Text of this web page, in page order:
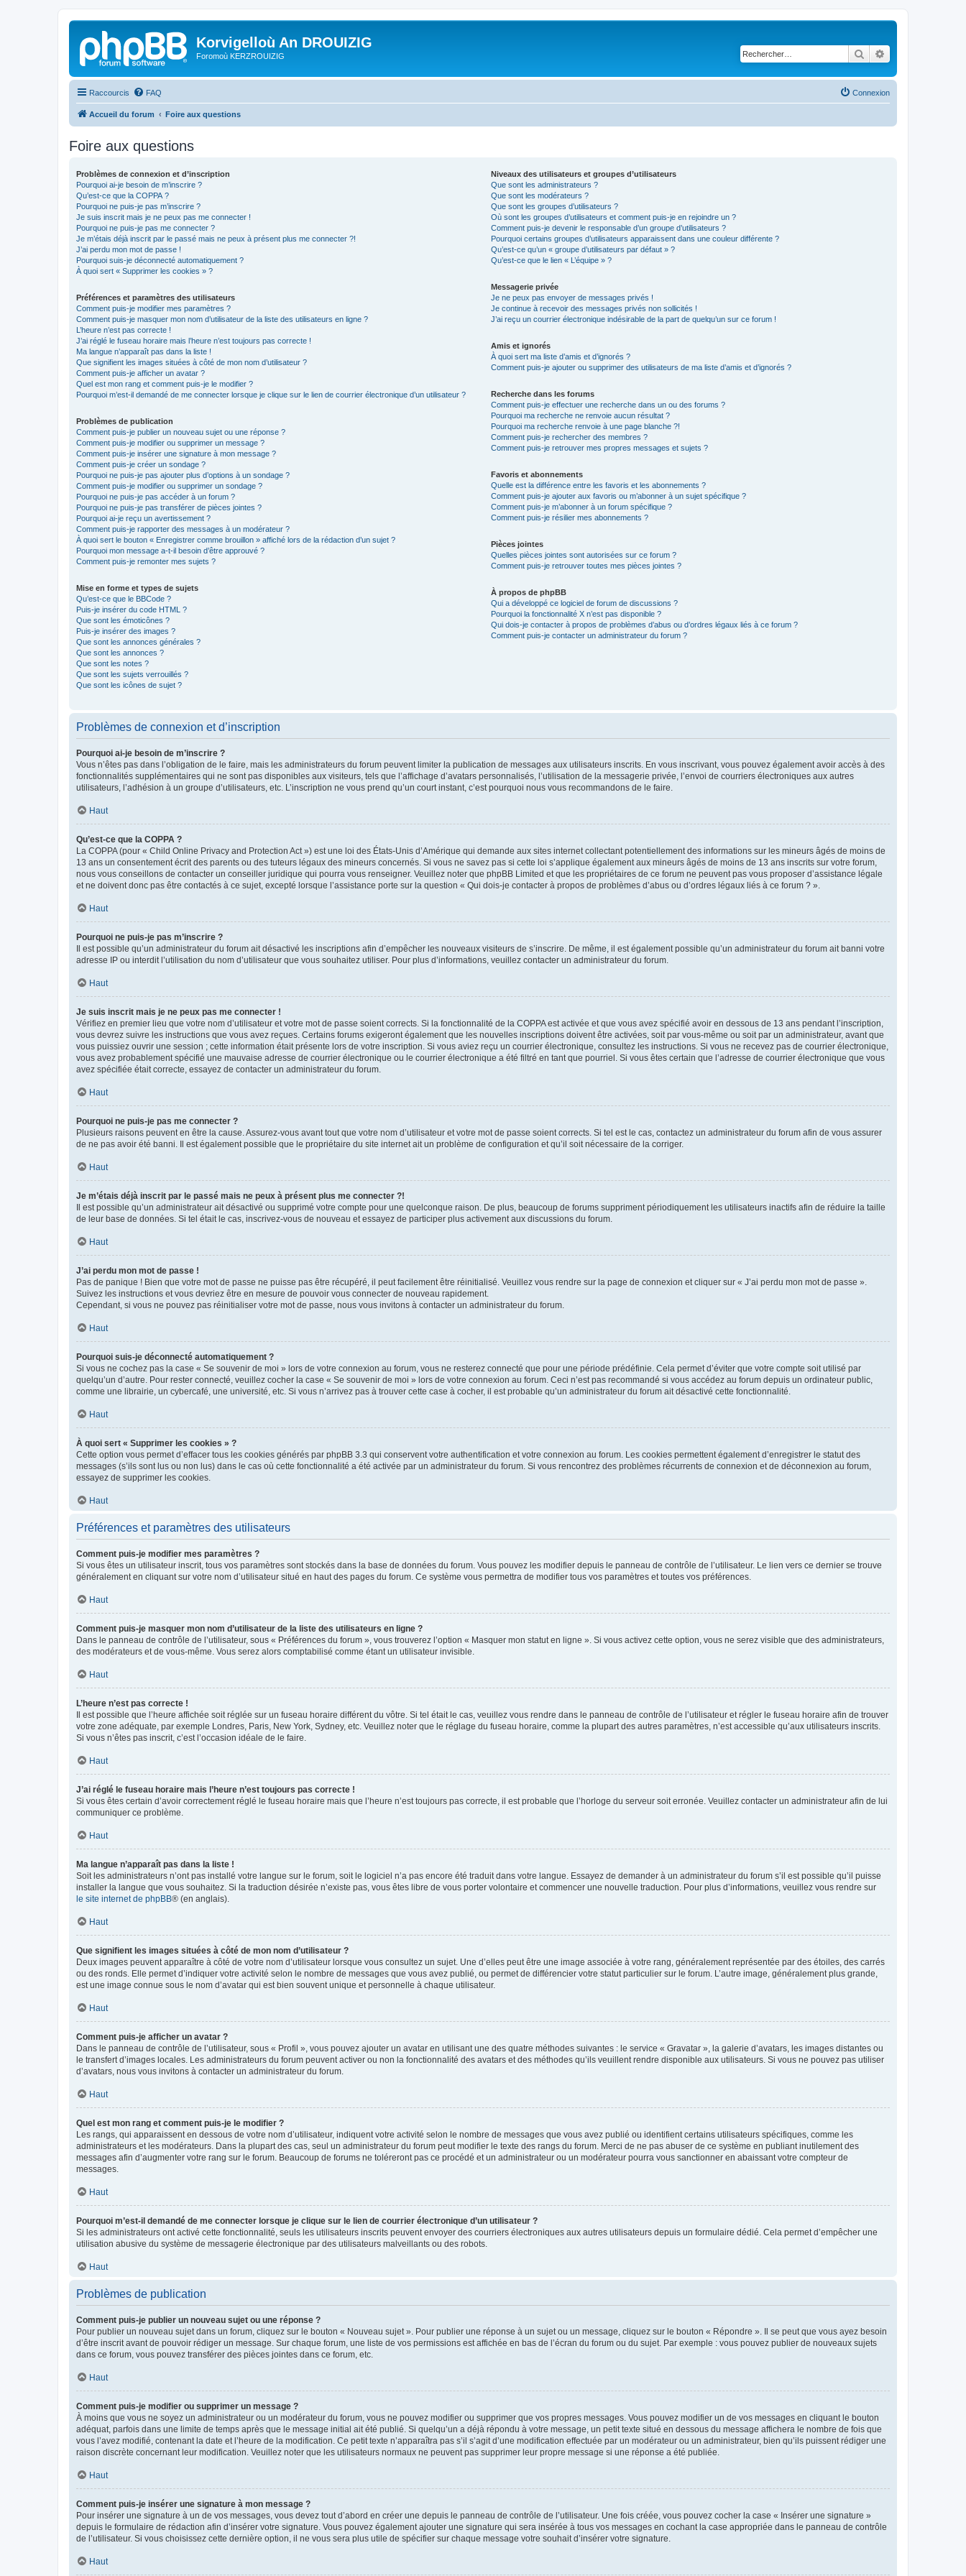
Korvigelloù An DROUIZIG
Foromoù KERZROUIZIG Rechercher
Raccourcis FAQ Connexion
Accueil du forum Foire aux questions
Foire aux questions
Problèmes de connexion et d’inscription
Pourquoi ai-je besoin de m’inscrire ?
Qu’est-ce que la COPPA ?
Pourquoi ne puis-je pas m’inscrire ?
Je suis inscrit mais je ne peux pas me connecter !
Pourquoi ne puis-je pas me connecter ?
Je m’étais déjà inscrit par le passé mais ne peux à présent plus me connecter ?!
J’ai perdu mon mot de passe !
Pourquoi suis-je déconnecté automatiquement ?
À quoi sert « Supprimer les cookies » ?
Préférences et paramètres des utilisateurs
Comment puis-je modifier mes paramètres ?
Comment puis-je masquer mon nom d’utilisateur de la liste des utilisateurs en ligne ?
L’heure n’est pas correcte !
J’ai réglé le fuseau horaire mais l’heure n’est toujours pas correcte !
Ma langue n’apparaît pas dans la liste !
Que signifient les images situées à côté de mon nom d’utilisateur ?
Comment puis-je afficher un avatar ?
Quel est mon rang et comment puis-je le modifier ?
Pourquoi m’est-il demandé de me connecter lorsque je clique sur le lien de courrier électronique d’un utilisateur ?
Problèmes de publication
Comment puis-je publier un nouveau sujet ou une réponse ?
Comment puis-je modifier ou supprimer un message ?
Comment puis-je insérer une signature à mon message ?
Comment puis-je créer un sondage ?
Pourquoi ne puis-je pas ajouter plus d’options à un sondage ?
Comment puis-je modifier ou supprimer un sondage ?
Pourquoi ne puis-je pas accéder à un forum ?
Pourquoi ne puis-je pas transférer de pièces jointes ?
Pourquoi ai-je reçu un avertissement ?
Comment puis-je rapporter des messages à un modérateur ?
À quoi sert le bouton « Enregistrer comme brouillon » affiché lors de la rédaction d’un sujet ?
Pourquoi mon message a-t-il besoin d’être approuvé ?
Comment puis-je remonter mes sujets ?
Mise en forme et types de sujets
Qu’est-ce que le BBCode ?
Puis-je insérer du code HTML ?
Que sont les émoticônes ?
Puis-je insérer des images ?
Que sont les annonces générales ?
Que sont les annonces ?
Que sont les notes ?
Que sont les sujets verrouillés ?
Que sont les icônes de sujet ?
Niveaux des utilisateurs et groupes d’utilisateurs
Que sont les administrateurs ?
Que sont les modérateurs ?
Que sont les groupes d’utilisateurs ?
Où sont les groupes d’utilisateurs et comment puis-je en rejoindre un ?
Comment puis-je devenir le responsable d’un groupe d’utilisateurs ?
Pourquoi certains groupes d’utilisateurs apparaissent dans une couleur différente ?
Qu’est-ce qu’un « groupe d’utilisateurs par défaut » ?
Qu’est-ce que le lien « L’équipe » ?
Messagerie privée
Je ne peux pas envoyer de messages privés !
Je continue à recevoir des messages privés non sollicités !
J’ai reçu un courrier électronique indésirable de la part de quelqu’un sur ce forum !
Amis et ignorés
À quoi sert ma liste d’amis et d’ignorés ?
Comment puis-je ajouter ou supprimer des utilisateurs de ma liste d’amis et d’ignorés ?
Recherche dans les forums
Comment puis-je effectuer une recherche dans un ou des forums ?
Pourquoi ma recherche ne renvoie aucun résultat ?
Pourquoi ma recherche renvoie à une page blanche ?!
Comment puis-je rechercher des membres ?
Comment puis-je retrouver mes propres messages et sujets ?
Favoris et abonnements
Quelle est la différence entre les favoris et les abonnements ?
Comment puis-je ajouter aux favoris ou m’abonner à un sujet spécifique ?
Comment puis-je m’abonner à un forum spécifique ?
Comment puis-je résilier mes abonnements ?
Pièces jointes
Quelles pièces jointes sont autorisées sur ce forum ?
Comment puis-je retrouver toutes mes pièces jointes ?
À propos de phpBB
Qui a développé ce logiciel de forum de discussions ?
Pourquoi la fonctionnalité X n’est pas disponible ?
Qui dois-je contacter à propos de problèmes d’abus ou d’ordres légaux liés à ce forum ?
Comment puis-je contacter un administrateur du forum ?
Problèmes de connexion et d’inscription
Pourquoi ai-je besoin de m’inscrire ?
Vous n’êtes pas dans l’obligation de le faire, mais les administrateurs du forum peuvent limiter la publication de messages aux utilisateurs inscrits. En vous inscrivant, vous pouvez également avoir accès à des
fonctionnalités supplémentaires qui ne sont pas disponibles aux visiteurs, tels que l’affichage d’avatars personnalisés, l’utilisation de la messagerie privée, l’envoi de courriers électroniques aux autres
utilisateurs, l’adhésion à un groupe d’utilisateurs, etc. L’inscription ne vous prend qu’un court instant, c’est pourquoi nous vous recommandons de le faire.
Haut
Qu’est-ce que la COPPA ?
La COPPA (pour « Child Online Privacy and Protection Act ») est une loi des États-Unis d’Amérique qui demande aux sites internet collectant potentiellement des informations sur les mineurs âgés de moins de
13 ans un consentement écrit des parents ou des tuteurs légaux des mineurs concernés. Si vous ne savez pas si cette loi s’applique également aux mineurs âgés de moins de 13 ans inscrits sur votre forum,
nous vous conseillons de contacter un conseiller juridique qui pourra vous renseigner. Veuillez noter que phpBB Limited et que les propriétaires de ce forum ne peuvent pas vous proposer d’assistance légale
et ne doivent donc pas être contactés à ce sujet, excepté lorsque l’assistance porte sur la question « Qui dois-je contacter à propos de problèmes d’abus ou d’ordres légaux liés à ce forum ? ».
Haut
Pourquoi ne puis-je pas m’inscrire ?
Il est possible qu’un administrateur du forum ait désactivé les inscriptions afin d’empêcher les nouveaux visiteurs de s’inscrire. De même, il est également possible qu’un administrateur du forum ait banni votre
adresse IP ou interdit l’utilisation du nom d’utilisateur que vous souhaitez utiliser. Pour plus d’informations, veuillez contacter un administrateur du forum.
Haut
Je suis inscrit mais je ne peux pas me connecter !
Vérifiez en premier lieu que votre nom d’utilisateur et votre mot de passe soient corrects. Si la fonctionnalité de la COPPA est activée et que vous avez spécifié avoir en dessous de 13 ans pendant l’inscription,
vous devrez suivre les instructions que vous avez reçues. Certains forums exigeront également que les nouvelles inscriptions doivent être activées, soit par vous-même ou soit par un administrateur, avant que
vous puissiez ouvrir une session ; cette information était présente lors de votre inscription. Si vous aviez reçu un courrier électronique, consultez les instructions. Si vous ne recevez pas de courrier électronique,
vous avez probablement spécifié une mauvaise adresse de courrier électronique ou le courrier électronique a été filtré en tant que pourriel. Si vous êtes certain que l’adresse de courrier électronique que vous
avez spécifiée était correcte, essayez de contacter un administrateur du forum.
Haut
Pourquoi ne puis-je pas me connecter ?
Plusieurs raisons peuvent en être la cause. Assurez-vous avant tout que votre nom d’utilisateur et votre mot de passe soient corrects. Si tel est le cas, contactez un administrateur du forum afin de vous assurer
de ne pas avoir été banni. Il est également possible que le propriétaire du site internet ait un problème de configuration et qu’il soit nécessaire de la corriger.
Haut
Je m’étais déjà inscrit par le passé mais ne peux à présent plus me connecter ?!
Il est possible qu’un administrateur ait désactivé ou supprimé votre compte pour une quelconque raison. De plus, beaucoup de forums suppriment périodiquement les utilisateurs inactifs afin de réduire la taille
de leur base de données. Si tel était le cas, inscrivez-vous de nouveau et essayez de participer plus activement aux discussions du forum.
Haut
J’ai perdu mon mot de passe !
Pas de panique ! Bien que votre mot de passe ne puisse pas être récupéré, il peut facilement être réinitialisé. Veuillez vous rendre sur la page de connexion et cliquer sur « J’ai perdu mon mot de passe ».
Suivez les instructions et vous devriez être en mesure de pouvoir vous connecter de nouveau rapidement.
Cependant, si vous ne pouvez pas réinitialiser votre mot de passe, nous vous invitons à contacter un administrateur du forum.
Haut
Pourquoi suis-je déconnecté automatiquement ?
Si vous ne cochez pas la case « Se souvenir de moi » lors de votre connexion au forum, vous ne resterez connecté que pour une période prédéfinie. Cela permet d’éviter que votre compte soit utilisé par
quelqu’un d’autre. Pour rester connecté, veuillez cocher la case « Se souvenir de moi » lors de votre connexion au forum. Ceci n’est pas recommandé si vous accédez au forum depuis un ordinateur public,
comme une librairie, un cybercafé, une université, etc. Si vous n’arrivez pas à trouver cette case à cocher, il est probable qu’un administrateur du forum ait désactivé cette fonctionnalité.
Haut
À quoi sert « Supprimer les cookies » ?
Cette option vous permet d’effacer tous les cookies générés par phpBB 3.3 qui conservent votre authentification et votre connexion au forum. Les cookies permettent également d’enregistrer le statut des
messages (s’ils sont lus ou non lus) dans le cas où cette fonctionnalité a été activée par un administrateur du forum. Si vous rencontrez des problèmes récurrents de connexion et de déconnexion au forum,
essayez de supprimer les cookies.
Haut
Préférences et paramètres des utilisateurs
Comment puis-je modifier mes paramètres ?
Si vous êtes un utilisateur inscrit, tous vos paramètres sont stockés dans la base de données du forum. Vous pouvez les modifier depuis le panneau de contrôle de l’utilisateur. Le lien vers ce dernier se trouve
généralement en cliquant sur votre nom d’utilisateur situé en haut des pages du forum. Ce système vous permettra de modifier tous vos paramètres et toutes vos préférences.
Haut
Comment puis-je masquer mon nom d’utilisateur de la liste des utilisateurs en ligne ?
Dans le panneau de contrôle de l’utilisateur, sous « Préférences du forum », vous trouverez l’option « Masquer mon statut en ligne ». Si vous activez cette option, vous ne serez visible que des administrateurs,
des modérateurs et de vous-même. Vous serez alors comptabilisé comme étant un utilisateur invisible.
Haut
L’heure n’est pas correcte !
Il est possible que l’heure affichée soit réglée sur un fuseau horaire différent du vôtre. Si tel était le cas, veuillez vous rendre dans le panneau de contrôle de l’utilisateur et régler le fuseau horaire afin de trouver
votre zone adéquate, par exemple Londres, Paris, New York, Sydney, etc. Veuillez noter que le réglage du fuseau horaire, comme la plupart des autres paramètres, n’est accessible qu’aux utilisateurs inscrits.
Si vous n’êtes pas inscrit, c’est l’occasion idéale de le faire.
Haut
J’ai réglé le fuseau horaire mais l’heure n’est toujours pas correcte !
Si vous êtes certain d’avoir correctement réglé le fuseau horaire mais que l’heure n’est toujours pas correcte, il est probable que l’horloge du serveur soit erronée. Veuillez contacter un administrateur afin de lui
communiquer ce problème.
Haut
Ma langue n’apparaît pas dans la liste !
Soit les administrateurs n’ont pas installé votre langue sur le forum, soit le logiciel n’a pas encore été traduit dans votre langue. Essayez de demander à un administrateur du forum s’il est possible qu’il puisse
installer la langue que vous souhaitez. Si la traduction désirée n’existe pas, vous êtes libre de vous porter volontaire et commencer une nouvelle traduction. Pour plus d’informations, veuillez vous rendre sur
le site internet de phpBB® (en anglais).
Haut
Que signifient les images situées à côté de mon nom d’utilisateur ?
Deux images peuvent apparaître à côté de votre nom d’utilisateur lorsque vous consultez un sujet. Une d’elles peut être une image associée à votre rang, généralement représentée par des étoiles, des carrés
ou des ronds. Elle permet d’indiquer votre activité selon le nombre de messages que vous avez publié, ou permet de différencier votre statut particulier sur le forum. L’autre image, généralement plus grande,
est une image connue sous le nom d’avatar qui est bien souvent unique et personnelle à chaque utilisateur.
Haut
Comment puis-je afficher un avatar ?
Dans le panneau de contrôle de l’utilisateur, sous « Profil », vous pouvez ajouter un avatar en utilisant une des quatre méthodes suivantes : le service « Gravatar », la galerie d’avatars, les images distantes ou
le transfert d’images locales. Les administrateurs du forum peuvent activer ou non la fonctionnalité des avatars et des méthodes qu’ils veuillent rendre disponible aux utilisateurs. Si vous ne pouvez pas utiliser
d’avatars, nous vous invitons à contacter un administrateur du forum.
Haut
Quel est mon rang et comment puis-je le modifier ?
Les rangs, qui apparaissent en dessous de votre nom d’utilisateur, indiquent votre activité selon le nombre de messages que vous avez publié ou identifient certains utilisateurs spécifiques, comme les
administrateurs et les modérateurs. Dans la plupart des cas, seul un administrateur du forum peut modifier le texte des rangs du forum. Merci de ne pas abuser de ce système en publiant inutilement des
messages afin d’augmenter votre rang sur le forum. Beaucoup de forums ne toléreront pas ce procédé et un administrateur ou un modérateur pourra vous sanctionner en abaissant votre compteur de
messages.
Haut
Pourquoi m’est-il demandé de me connecter lorsque je clique sur le lien de courrier électronique d’un utilisateur ?
Si les administrateurs ont activé cette fonctionnalité, seuls les utilisateurs inscrits peuvent envoyer des courriers électroniques aux autres utilisateurs depuis un formulaire dédié. Cela permet d’empêcher une
utilisation abusive du système de messagerie électronique par des utilisateurs malveillants ou des robots.
Haut
Problèmes de publication
Comment puis-je publier un nouveau sujet ou une réponse ?
Pour publier un nouveau sujet dans un forum, cliquez sur le bouton « Nouveau sujet ». Pour publier une réponse à un sujet ou un message, cliquez sur le bouton « Répondre ». Il se peut que vous ayez besoin
d’être inscrit avant de pouvoir rédiger un message. Sur chaque forum, une liste de vos permissions est affichée en bas de l’écran du forum ou du sujet. Par exemple : vous pouvez publier de nouveaux sujets
dans ce forum, vous pouvez transférer des pièces jointes dans ce forum, etc.
Haut
Comment puis-je modifier ou supprimer un message ?
À moins que vous ne soyez un administrateur ou un modérateur du forum, vous ne pouvez modifier ou supprimer que vos propres messages. Vous pouvez modifier un de vos messages en cliquant le bouton
adéquat, parfois dans une limite de temps après que le message initial ait été publié. Si quelqu’un a déjà répondu à votre message, un petit texte situé en dessous du message affichera le nombre de fois que
vous l’avez modifié, contenant la date et l’heure de la modification. Ce petit texte n’apparaîtra pas s’il s’agit d’une modification effectuée par un modérateur ou un administrateur, bien qu’ils puissent rédiger une
raison discrète concernant leur modification. Veuillez noter que les utilisateurs normaux ne peuvent pas supprimer leur propre message si une réponse a été publiée.
Haut
Comment puis-je insérer une signature à mon message ?
Pour insérer une signature à un de vos messages, vous devez tout d’abord en créer une depuis le panneau de contrôle de l’utilisateur. Une fois créée, vous pouvez cocher la case « Insérer une signature »
depuis le formulaire de rédaction afin d’insérer votre signature. Vous pouvez également ajouter une signature qui sera insérée à tous vos messages en cochant la case appropriée dans le panneau de contrôle
de l’utilisateur. Si vous choisissez cette dernière option, il ne vous sera plus utile de spécifier sur chaque message votre souhait d’insérer votre signature.
Haut